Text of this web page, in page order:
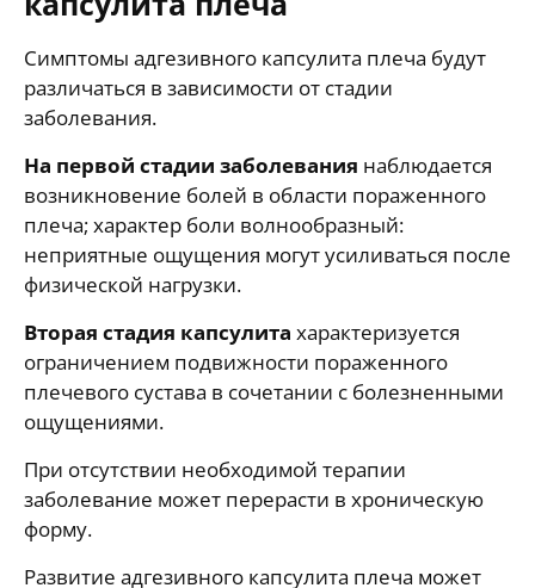
Симптомы адгезивного капсулита плеча будут
различаться в зависимости от стадии
заболевания.
На первой стадии заболевания наблюдается
возникновение болей в области пораженного
плеча; характер боли волнообразный:
неприятные ощущения могут усиливаться после
физической нагрузки.
Вторая стадия капсулита характеризуется
ограничением подвижности пораженного
плечевого сустава в сочетании с болезненными
ощущениями.
При отсутствии необходимой терапии
заболевание может перерасти в хроническую
форму.
Развитие адгезивного капсулита плеча может